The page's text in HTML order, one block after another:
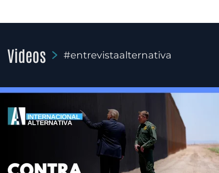
Videos #entrevistaalternativa